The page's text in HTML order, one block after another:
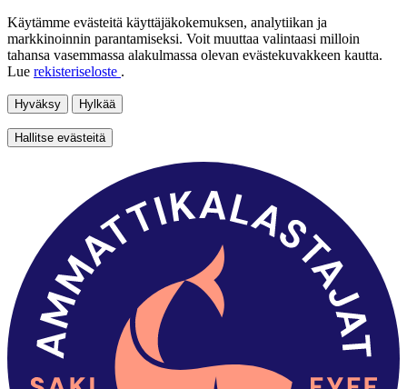
Käytämme evästeitä käyttäjäkokemuksen, analytiikan ja
markkinoinnin parantamiseksi. Voit muuttaa valintaasi milloin
tahansa vasemmassa alakulmassa olevan evästekuvakkeen kautta.
Lue rekisteriseloste .
Hyväksy Hylkää
Hallitse evästeitä